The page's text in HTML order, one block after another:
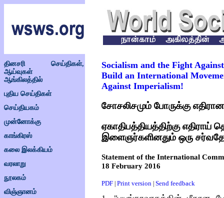
தினசரி செய்திகள்,
ஆய்வுகள்
ஆங்கிலத்தில்
புதிய செய்திகள்
செய்தியகம்
முன்னோக்கு
காங்கிரஸ்
கலை இலக்கியம்
வரலாறு
நூலகம்
விஞ்ஞானம்
Socialism and the Fight
Build an International
Against Imperialism!
சோசலிசமும் போருக்கு
ஏகாதிபத்தியத்திற்கு
இளைஞர்களினதும் ஒரு
Statement of the International
18 February 2016
PDF Print version Send feedback